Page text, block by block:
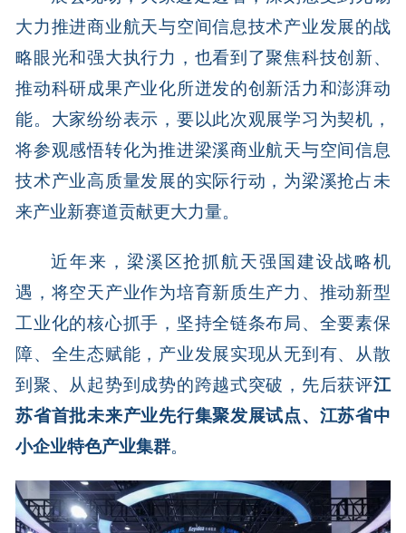
大力推进商业航天与空间信息技术产业发展的战
略眼光和强大执行力，也看到了聚焦科技创新、
推动科研成果产业化所迸发的创新活力和澎湃动
能。大家纷纷表示，要以此次观展学习为契机，
将参观感悟转化为推进梁溪商业航天与空间信息
技术产业高质量发展的实际行动，为梁溪抢占未
来产业新赛道贡献更大力量。
近年来，梁溪区抢抓航天强国建设战略机
遇，将空天产业作为培育新质生产力、推动新型
工业化的核心抓手，坚持全链条布局、全要素保
障、全生态赋能，产业发展实现从无到有、从散
到聚、从起势到成势的跨越式突破，先后获评江
苏省首批未来产业先行集聚发展试点、江苏省中
小企业特色产业集群。